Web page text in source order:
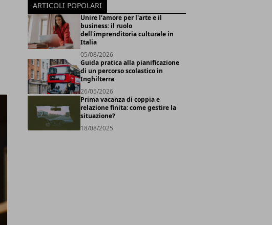
ARTICOLI POPOLARI
Unire l'amore per l'arte e il
business: il ruolo
dell'imprenditoria culturale in
Italia
05/08/2026
Guida pratica alla pianificazione
di un percorso scolastico in
Inghilterra
26/05/2026
Prima vacanza di coppia e
relazione finita: come gestire la
situazione?
18/08/2025